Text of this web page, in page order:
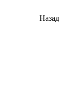
Назад